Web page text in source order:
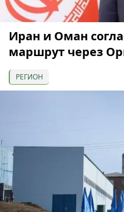
Иран и Оман
маршрут через
РЕГИОН